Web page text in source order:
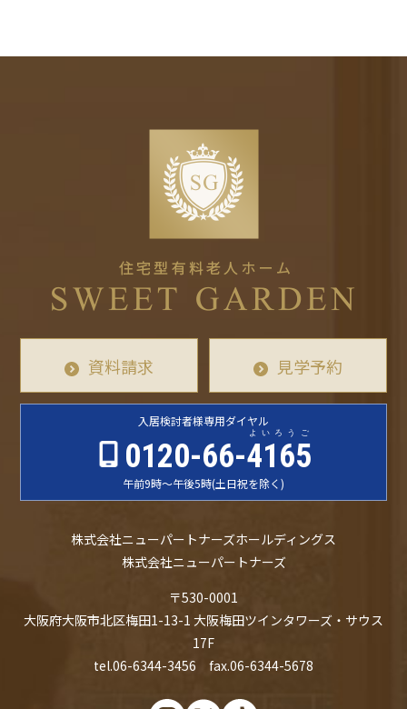
資料請求 見学予約
入居検討者様専用ダイヤル
0120-66-4165
よいろうご
午前9時〜午後5時(土日祝を除く)
株式会社ニューパートナーズホールディングス
株式会社ニューパートナーズ
〒530-0001
大阪府大阪市北区梅田1-13-1 大阪梅田ツインタワーズ・サウス
17F
tel.06-6344-3456 fax.06-6344-5678